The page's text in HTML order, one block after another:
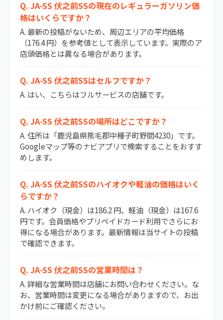
Q. JA-SS 伏之前SSの現在のレギュラーガソリン価
格はいくらですか？
A. 最新の投稿がないため、周辺エリアの平均価格
（176.4 円）を参考値として表示しています。実際のア
店頭価格とは異なる場合があります。
Q. JA-SS 伏之前SSはセルフですか？
A. はい、こちらはフルサービスの店舗です。
Q. JA-SS 伏之前SSの場所はどこですか？
A. 住所は「鹿児島県熊毛郡中種子町野間4230」です。
Googleマップ等のナビアプリで検索することをおすす
めします。
Q. JA-SS 伏之前SSのハイオクや軽油の価格はいく
らですか？
A. ハイオク（現金）は186.2 円、軽油（現金）は167.6
円です。会員価格やプリペイドカード利用でさらにお
得になる場合があります。最新情報は当サイトの投稿
で確認できます。
Q. JA-SS 伏之前SSの営業時間は？
A. 詳細な営業時間は店舗にお問い合わせください。な
お、営業時間は変更になる場合がありますので、お出
かけ前にご確認ください。